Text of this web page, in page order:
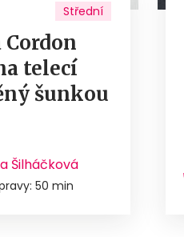
Střední
Cordon
telecí
šunkou
Šilháčková
50 min